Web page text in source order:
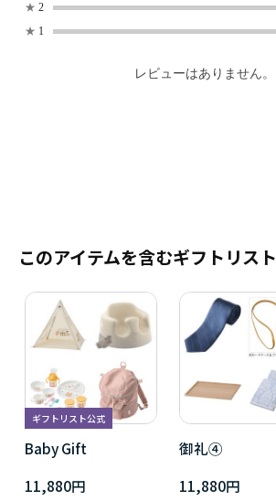
★ 2
★ 1
レビューはありません。
このアイテムを含むギフトリスト
ギフトリスト公式
Baby Gift
11,880円
御礼④
11,880円